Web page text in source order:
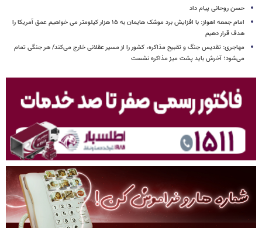
حسن روحانی پیام داد
امام‌ جمعه اهواز: با افزایش برد موشک هایمان به ۱۵ هزار کیلومتر می خواهیم عمق آمریکا را
هدف قرار دهیم
مهاجری: تقدیس جنگ و تقبیح مذاکره، کشور را از مسیر عقلانی خارج می‌کند/ هر جنگی تمام
می‌شود؛ آخرش باید پشت میز مذاکره نشست